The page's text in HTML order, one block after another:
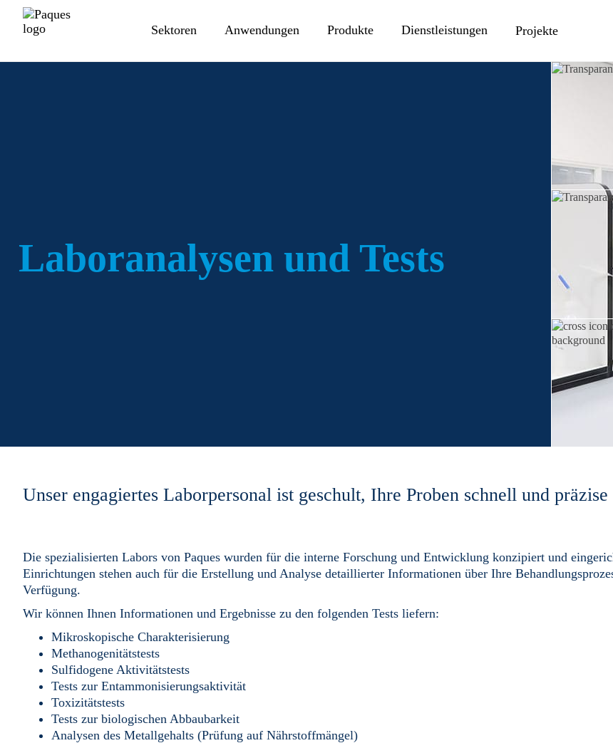
Sektoren Anwendungen Produkte Dienstleistungen Projekte
Laboranalysen und Tests
Unser engagiertes Laborpersonal ist geschult, Ihre Proben schnell und präzise
Die spezialisierten Labors von Paques wurden für die interne Forschung und Entwicklung konzipiert und
Einrichtungen stehen auch für die Erstellung und Analyse detaillierter Informationen über Ihre
Verfügung.
Wir können Ihnen Informationen und Ergebnisse zu den folgenden Tests liefern:
Mikroskopische Charakterisierung
Methanogenitätstests
Sulfidogene Aktivitätstests
Tests zur Entammonisierungsaktivität
Toxizitätstests
Tests zur biologischen Abbaubarkeit
Analysen des Metallgehalts (Prüfung auf Nährstoffmängel)